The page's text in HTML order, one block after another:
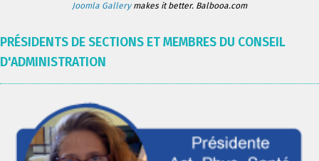
Joomla Gallerymakes it better. Balbooa.com
PRÉSIDENTS DE SECTIONS ET MEMBRES DU CONSEIL
D'ADMINISTRATION